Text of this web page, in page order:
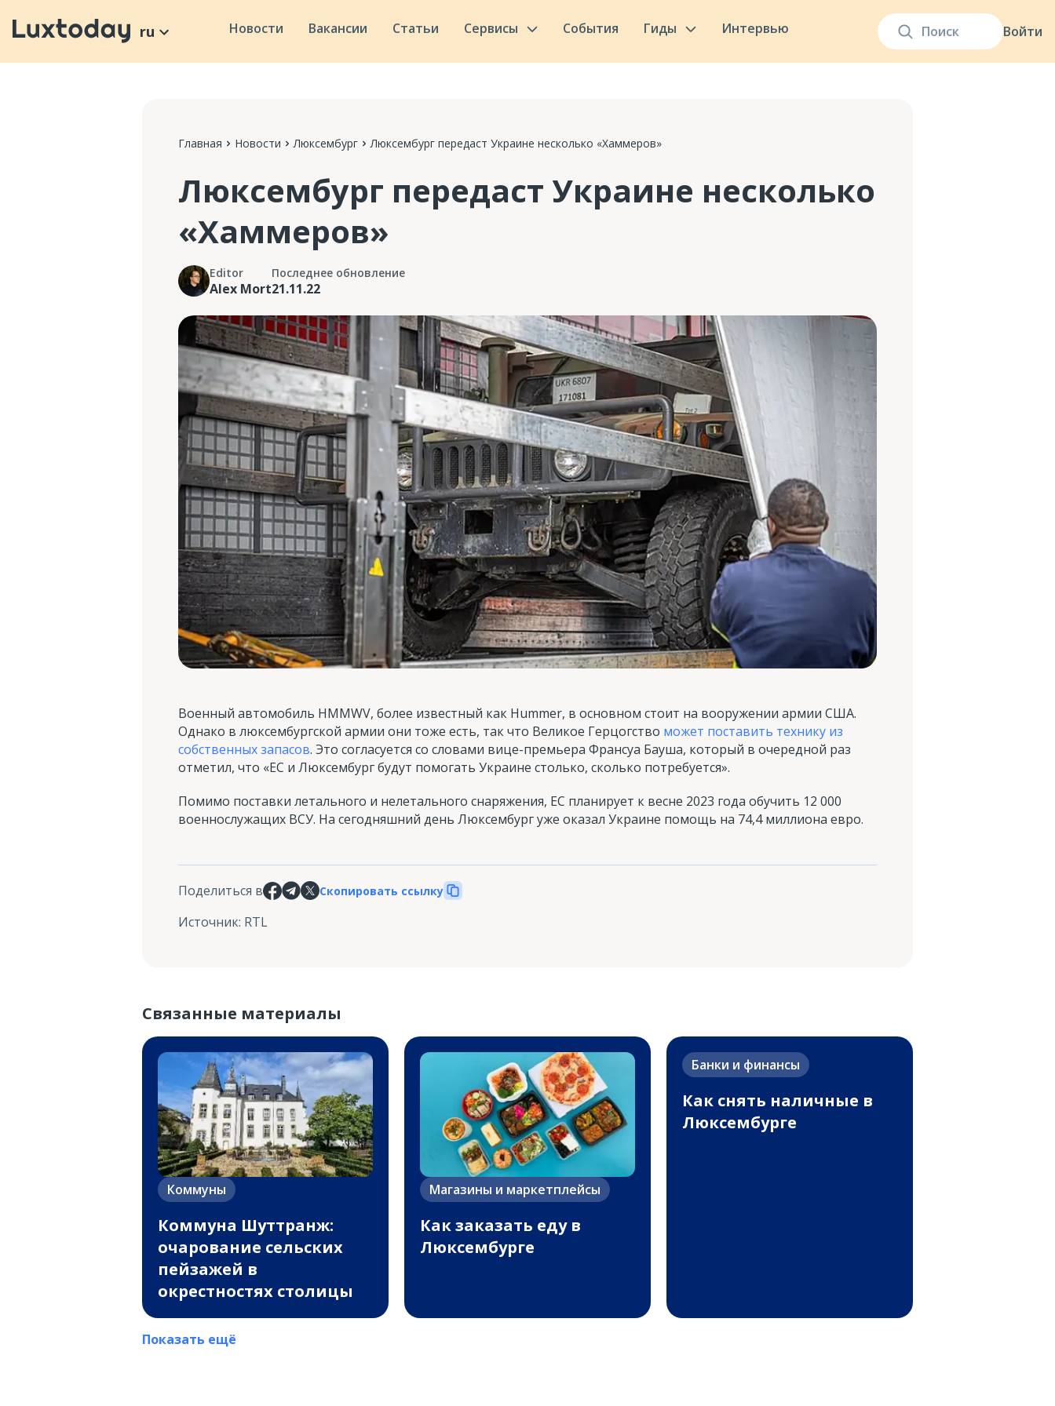
Войти
ru Новости Вакансии Статьи Сервисы События Гиды Интервью
Главная Новости Люксембург Люксембург передаст Украине несколько «Хаммеров»
Люксембург передаст Украине несколько
«Хаммеров»
Editor
Alex Mort
Последнее обновление
21.11.22
Военный автомобиль HMMWV, более известный как Hummer, в основном стоит на вооружении армии США.
Однако в люксембургской армии они тоже есть, так что Великое Герцогство может поставить технику из
собственных запасов. Это согласуется со словами вице-премьера Франсуа Бауша, который в очередной раз
отметил, что «ЕС и Люксембург будут помогать Украине столько, сколько потребуется».
Помимо поставки летального и нелетального снаряжения, ЕС планирует к весне 2023 года обучить 12 000
военнослужащих ВСУ. На сегодняшний день Люксембург уже оказал Украине помощь на 74,4 миллиона евро.
Поделиться в Скопировать ссылку
Источник: RTL
Связанные материалы
Коммуны
Коммуна Шуттранж:
очарование сельских
пейзажей в
окрестностях столицы
Магазины и маркетплейсы
Как заказать еду в
Люксембурге
Банки и финансы
Как снять наличные в
Люксембурге
Показать ещё